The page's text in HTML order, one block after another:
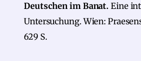
Deutschen im Banat. Eine
Untersuchung. Wien:
629 S.